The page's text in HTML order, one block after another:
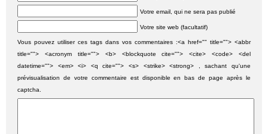
Votre email, qui ne sera pas publié
Votre site web (facultatif)
Vous pouvez utiliser ces tags dans vos commentaires :<a href="" title=""> <abbr
title=""> <acronym title=""> <b> <blockquote cite=""> <cite> <code> <del
datetime=""> <em> <i> <q cite=""> <s> <strike> <strong> , sachant qu'une
prévisualisation de votre commentaire est disponible en bas de page après le
captcha.